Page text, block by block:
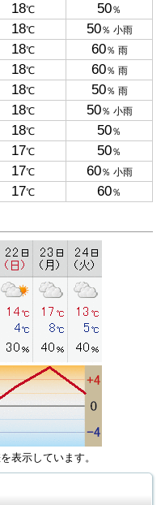
18℃ 50％
18℃ 50％ 小雨
18℃ 60％ 雨
18℃ 60％ 雨
18℃ 50％ 雨
18℃ 50％ 小雨
18℃ 50％
17℃ 50％
17℃ 60％ 小雨
17℃ 60％
表示しています。